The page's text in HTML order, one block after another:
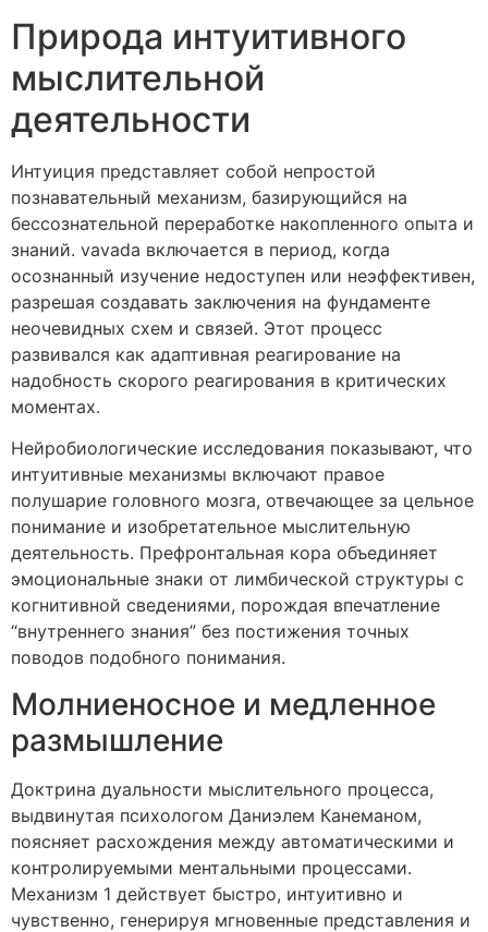
Природа интуитивного
мыслительной
деятельности
Интуиция представляет собой непростой
познавательный механизм, базирующийся на
бессознательной переработке накопленного опыта и
знаний. vavada включается в период, когда
осознанный изучение недоступен или неэффективен,
разрешая создавать заключения на фундаменте
неочевидных схем и связей. Этот процесс
развивался как адаптивная реагирование на
надобность скорого реагирования в критических
моментах.
Нейробиологические исследования показывают, что
интуитивные механизмы включают правое
полушарие головного мозга, отвечающее за цельное
понимание и изобретательное мыслительную
деятельность. Префронтальная кора объединяет
эмоциональные знаки от лимбической структуры с
когнитивной сведениями, порождая впечатление
“внутреннего знания” без постижения точных
поводов подобного понимания.
Молниеносное и медленное
размышление
Доктрина дуальности мыслительного процесса,
выдвинутая психологом Даниэлем Канеманом,
поясняет расхождения между автоматическими и
контролируемыми ментальными процессами.
Механизм 1 действует быстро, интуитивно и
чувственно, генерируя мгновенные представления и